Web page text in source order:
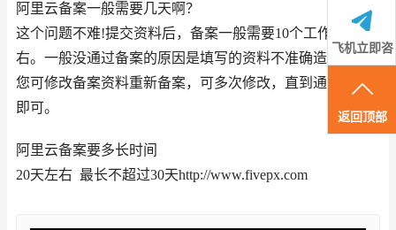
阿里云备案一般需要几天啊？
这个问题不难!提交资料后，备案一般需要10个工作日左
右。一般没通过备案的原因是填写的资料不准确造成的，
您可修改备案资料重新备案，可多次修改，直到通过备案
即可。
阿里云备案要多长时间
20天左右 最长不超过30天http://www.fivepx.com
飞机立即咨
询
返回顶部